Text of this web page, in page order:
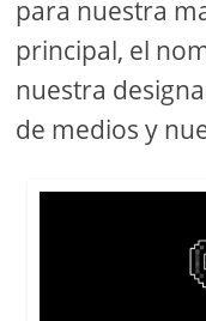
para nuestra
principal, el
nuestra
de medios y